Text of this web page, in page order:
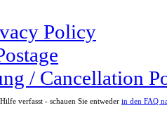
Policy
/ Cancellation
verfasst - schauen Sie entweder in den FAQ